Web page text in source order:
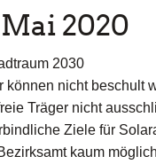
2020
2030
können nicht beschult
Träger nicht
Ziele für
kaum